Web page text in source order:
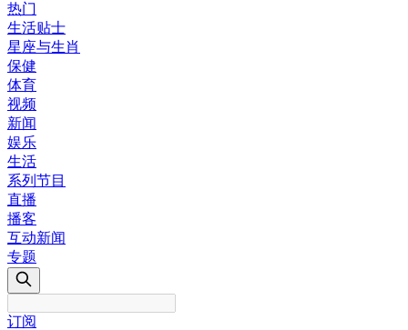
热门
生活贴士
星座与生肖
保健
体育
视频
新闻
娱乐
生活
系列节目
直播
播客
互动新闻
专题
订阅